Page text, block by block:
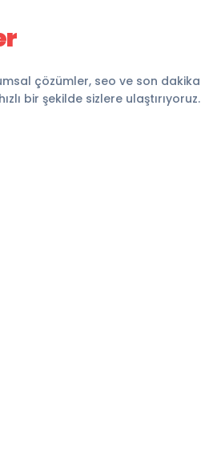
çözümler, seo ve son dakika
bir şekilde sizlere ulaştırıyoruz.